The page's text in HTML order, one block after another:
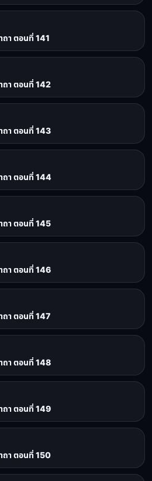
ถา ตอนที่ 141
ถา ตอนที่ 142
ถา ตอนที่ 143
ถา ตอนที่ 144
ถา ตอนที่ 145
ถา ตอนที่ 146
ถา ตอนที่ 147
ถา ตอนที่ 148
ถา ตอนที่ 149
ถา ตอนที่ 150